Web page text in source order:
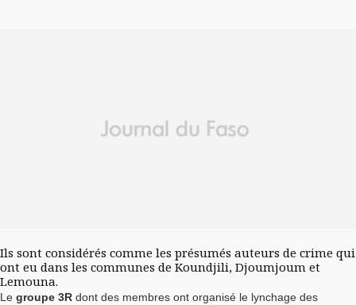
Ils sont considérés comme les présumés auteurs de crime qui
ont eu dans les communes de Koundjili, Djoumjoum et
Lemouna.
Le groupe 3R dont des membres ont organisé le lynchage des